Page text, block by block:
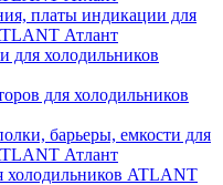
платы индикации для
Атлант
для холодильников
для холодильников
барьеры, емкости для
Атлант
холодильников ATLANT